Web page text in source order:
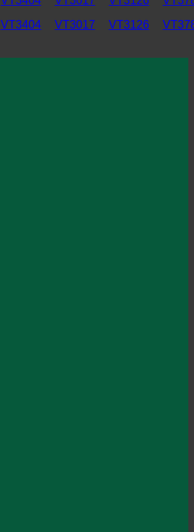
VT3404 VT3017 VT3126